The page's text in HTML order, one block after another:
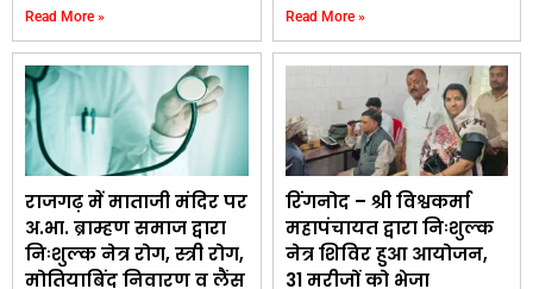
Read More » Read More »
राजगढ़ में माताजी मंदिर पर
अ.भा. ब्राम्हण समाज द्वारा
निःशुल्क नेत्र रोग, स्त्री रोग,
मोतियाबिंद निवारण व लैंस
रिंगनोद – श्री विश्वकर्मा
महापंचायत द्वारा निःशुल्क
नेत्र शिविर हुआ आयोजन,
31 मरीजों को भेजा